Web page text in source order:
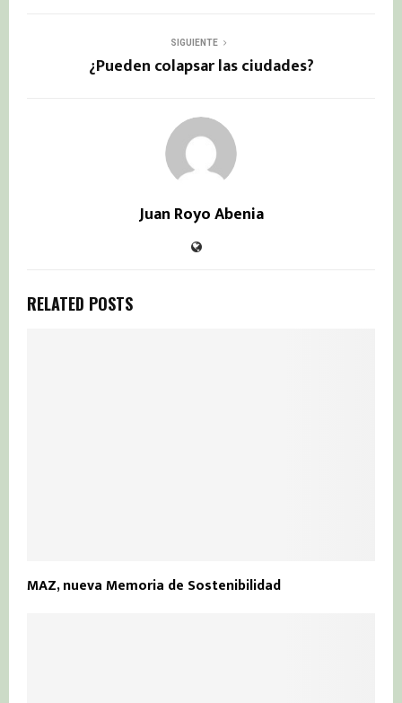
SIGUIENTE
¿Pueden colapsar las ciudades?
Juan Royo Abenia
RELATED POSTS
MAZ, nueva Memoria de Sostenibilidad